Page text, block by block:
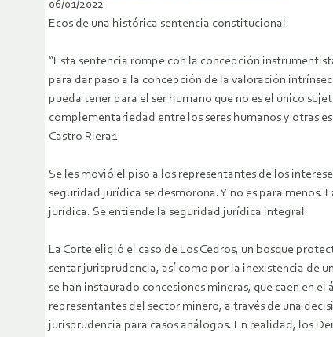
06/01/2022
Ecos de una histórica sentencia constitucional
“Esta sentencia rompe con la concepción
para dar paso a la concepción de la valoración
pueda tener para el ser humano que no es el único
complementariedad entre los seres humanos y otras
Castro Riera1
Se les movió el piso a los representantes de los
seguridad jurídica se desmorona. Y no es para
jurídica. Se entiende la seguridad jurídica integral.
La Corte eligió el caso de Los Cedros, un bosque
sentar jurisprudencia, así como por la inexistencia de
se han instaurado concesiones mineras, que caen en
representantes del sector minero, a través de una
jurisprudencia para casos análogos. En realidad, los